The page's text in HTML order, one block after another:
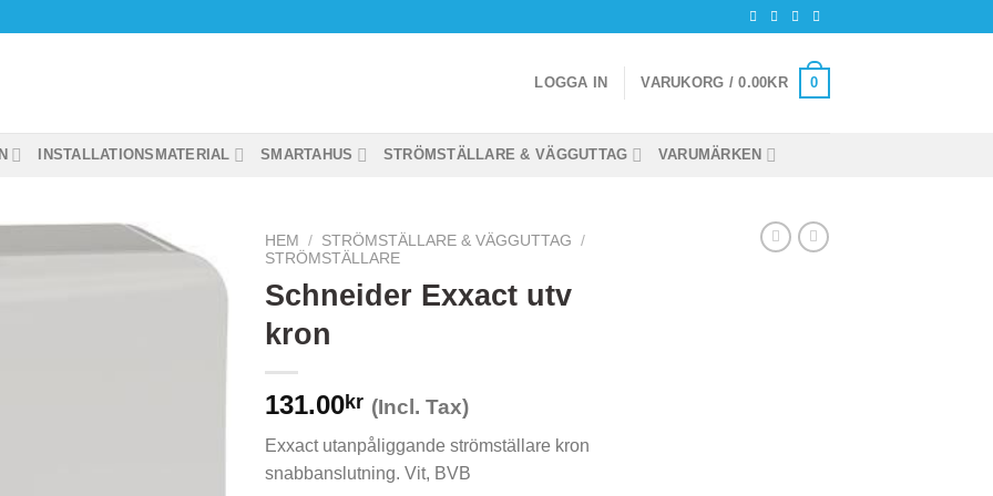
LOGGA IN VARUKORG /0.00KR 0
INSTALLATIONSMATERIAL SMARTAHUS STRÖMSTÄLLARE & VÄGGUTTAG VARUMÄRKEN
HEM / STRÖMSTÄLLARE & VÄGGUTTAG
/
STRÖMSTÄLLARE
Schneider Exxact utv
kron
131.00kr (Incl. Tax)
Exxact utanpåliggande strömställare kron
snabbanslutning. Vit, BVB